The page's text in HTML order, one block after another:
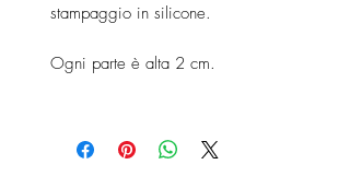
stampaggio in silicone.
Ogni parte è alta 2 cm.